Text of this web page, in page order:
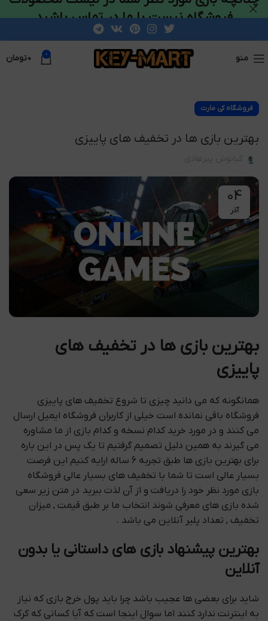
منو 0 ۰تومان
فروشگاه کی مارت
بهترین بازی ها در تخفیف های پاییزی
04
آذر
بهترین بازی ها در تخفیف های
پاییزی
همانگونه که می دانید چیزی تا شروع تخفیف های پاییزی
فروشگاه باقی نمانده است خیلی از کاربران فروشگاه ایمیل ارسال
می کنند و در مورد خرید کدام نسخه و کدام بازی از ما مشاوره
می گیرند به همین دلیل تصمیم گرفتیم تا یک پس در این باره
برای بهترین بازی ها طبق تجربه 6 ساله ارایه کنیم این فرصت
بسیار عالی است تا شما با تخفیف های بسیار عالی فروشگاه
بازی مورد نظر خود را دریافت و از آن لذت ببرید در متن زیر سعی
شده بازی های معرفی شوند انتخاب ما بر طبق قیمت , میزان
تخفیف , تعداد پلیر آنلاین می باشد .
بهترین پیشنهاد بازی های داستانی یا بدون
آنلاین
شاید برای بعضی ها عجیب باشد چرا باید پول خرج بازی که نیاز
به اینترنت ندارد کنند اما سوال اینجا است که آیا کسانی که کرک
فروشگاه نیست با ما در تماس باشید